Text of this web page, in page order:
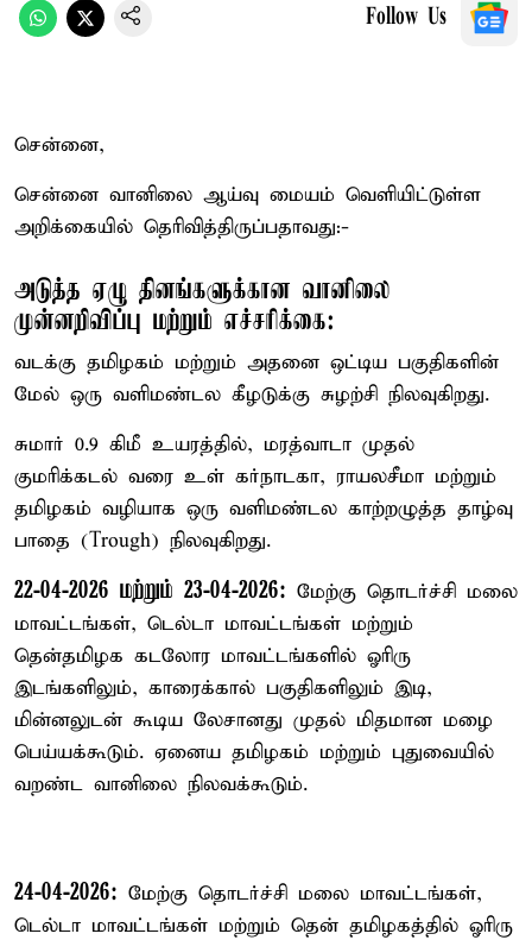
Follow Us
சென்னை,
சென்னை வானிலை ஆய்வு மையம் வெளியிட்டுள்ள
அறிக்கையில் தெரிவித்திருப்பதாவது:-
அடுத்த ஏழு தினங்களுக்கான வானிலை
முன்னறிவிப்பு மற்றும் எச்சரிக்கை:
வடக்கு தமிழகம் மற்றும் அதனை ஒட்டிய பகுதிகளின்
மேல் ஒரு வளிமண்டல கீழடுக்கு சுழற்சி நிலவுகிறது.
சுமார் 0.9 கிமீ உயரத்தில், மரத்வாடா முதல்
குமரிக்கடல் வரை உள் கர்நாடகா, ராயலசீமா மற்றும்
தமிழகம் வழியாக ஒரு வளிமண்டல காற்றழுத்த தாழ்வு
பாதை (Trough) நிலவுகிறது.
22-04-2026 மற்றும் 23-04-2026: மேற்கு தொடர்ச்சி மலை
மாவட்டங்கள், டெல்டா மாவட்டங்கள் மற்றும்
தென்தமிழக கடலோர மாவட்டங்களில் ஓரிரு
இடங்களிலும், காரைக்கால் பகுதிகளிலும் இடி,
மின்னலுடன் கூடிய லேசானது முதல் மிதமான மழை
பெய்யக்கூடும். ஏனைய தமிழகம் மற்றும் புதுவையில்
வறண்ட வானிலை நிலவக்கூடும்.
24-04-2026: மேற்கு தொடர்ச்சி மலை மாவட்டங்கள்,
டெல்டா மாவட்டங்கள் மற்றும் தென் தமிழகத்தில் ஓரிரு